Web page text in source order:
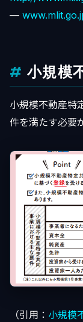
—
小規模
小規模不動産特
件を満たす必要
（引用： 小規模